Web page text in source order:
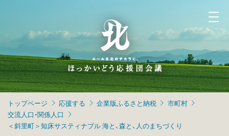
トップページ 応援する 企業版ふるさと納税
市町村
交流人口・関係人口
＜斜里町＞知床サスティナブル 海と、森と、人のまちづくり